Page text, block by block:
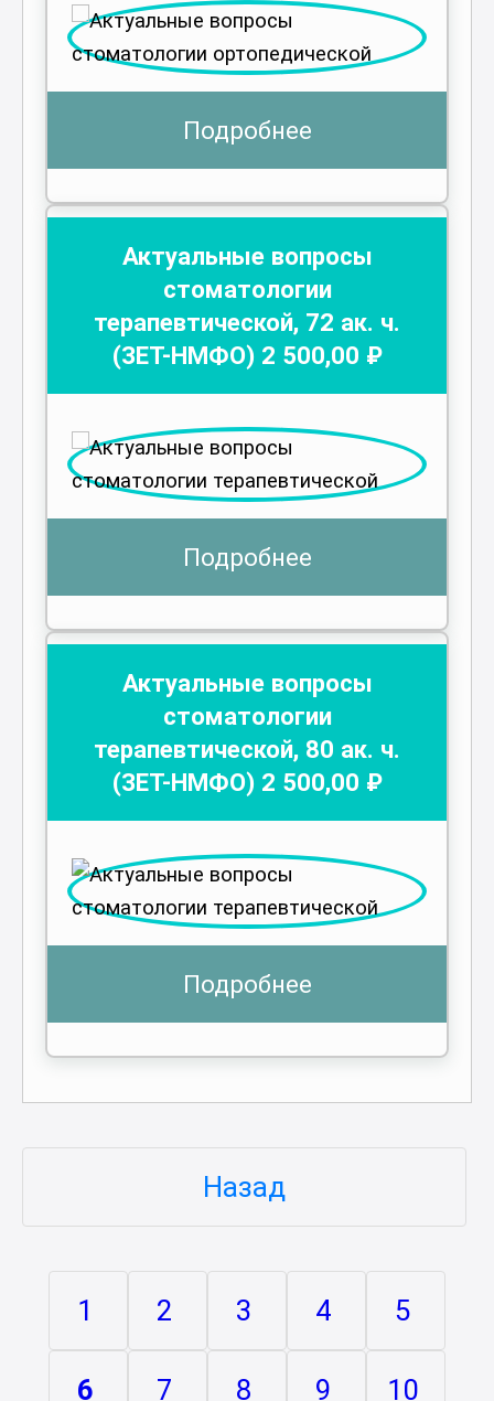
Подробнее
Актуальные вопросы
стоматологии
терапевтической, 72 ак. ч.
(ЗЕТ-НМФО) 2 500,00 ₽
Подробнее
Актуальные вопросы
стоматологии
терапевтической, 80 ак. ч.
(ЗЕТ-НМФО) 2 500,00 ₽
Подробнее
Назад
1 2 3 4 5
6 7 8 9 10